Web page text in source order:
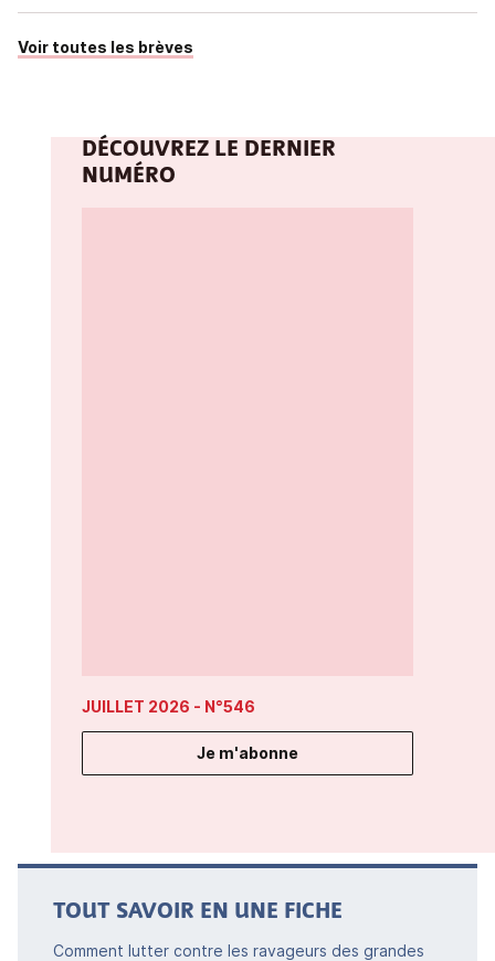
Voir toutes les brèves
DÉCOUVREZ LE DERNIER
NUMÉRO
JUILLET 2026 - N°546
Je m'abonne
TOUT SAVOIR EN UNE FICHE
Comment lutter contre les ravageurs des grandes